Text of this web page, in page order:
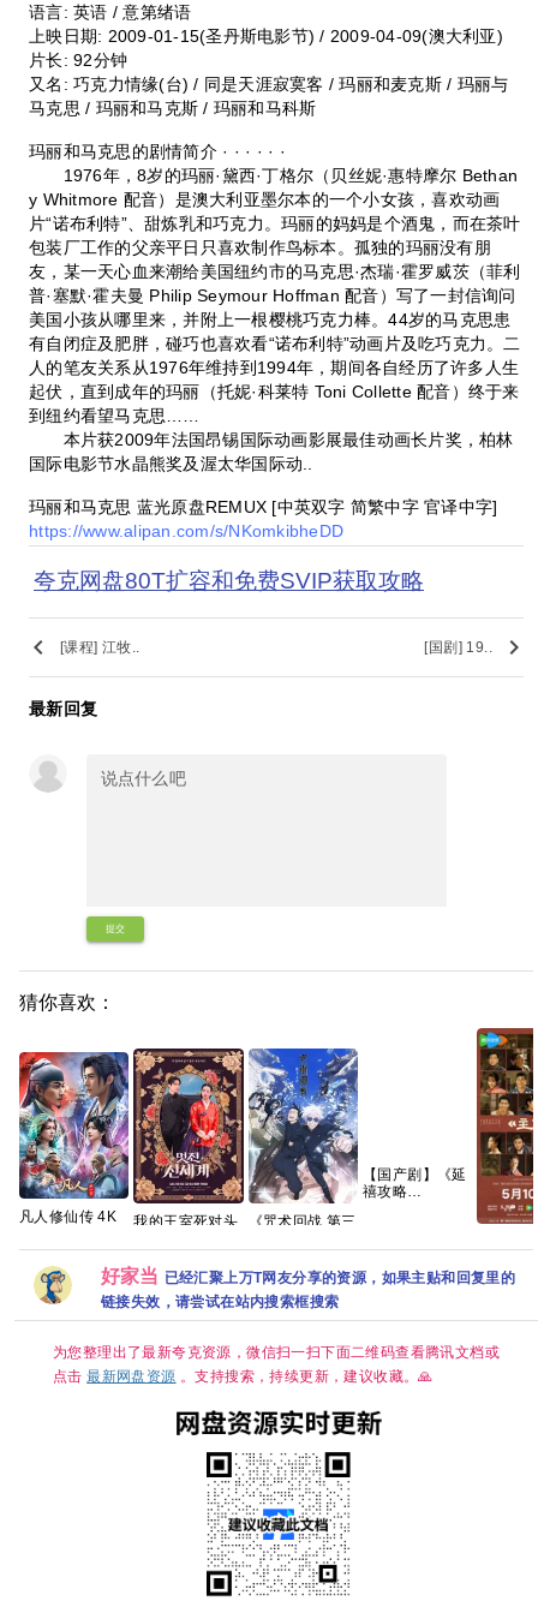
语言: 英语 / 意第绪语
上映日期: 2009-01-15(圣丹斯电影节) / 2009-04-09(澳大利亚)
片长: 92分钟
又名: 巧克力情缘(台) / 同是天涯寂寞客 / 玛丽和麦克斯 / 玛丽与
马克思 / 玛丽和马克斯 / 玛丽和马科斯
玛丽和马克思的剧情简介 · · · · · ·
1976年，8岁的玛丽·黛西·丁格尔（贝丝妮·惠特摩尔 Bethan
y Whitmore 配音）是澳大利亚墨尔本的一个小女孩，喜欢动画
片“诺布利特”、甜炼乳和巧克力。玛丽的妈妈是个酒鬼，而在茶叶
包装厂工作的父亲平日只喜欢制作鸟标本。孤独的玛丽没有朋
友，某一天心血来潮给美国纽约市的马克思·杰瑞·霍罗威茨（菲利
普·塞默·霍夫曼 Philip Seymour Hoffman 配音）写了一封信询问
美国小孩从哪里来，并附上一根樱桃巧克力棒。44岁的马克思患
有自闭症及肥胖，碰巧也喜欢看“诺布利特”动画片及吃巧克力。二
人的笔友关系从1976年维持到1994年，期间各自经历了许多人生
起伏，直到成年的玛丽（托妮·科莱特 Toni Collette 配音）终于来
到纽约看望马克思……
本片获2009年法国昂锡国际动画影展最佳动画长片奖，柏林
国际电影节水晶熊奖及渥太华国际动..
玛丽和马克思 蓝光原盘REMUX [中英双字 简繁中字 官译中字]
https://www.alipan.com/s/NKomkibheDD
夸克网盘80T扩容和免费SVIP获取攻略
keyboard_arrow_left [课程] 江牧.. [国剧] 19.. keyboard_arrow_right
最新回复
提交
猜你喜欢：
凡人修仙传 4K
177-178集】慕
兰之战附以往的
我的王室死对头
【穿越、爱情】
【林智妍 / 许南
俊】【韩剧中
字】
《咒术回战 第三
【合集】【全12
集 已完结】
【4K 超高清】
【内置中文字
幕】（1.2G/集
【附1-2季+系
列】夸克
【国产剧】《延
禧攻略
好家当 已经汇聚上万T网友分享的资源，如果主贴和回复里的
链接失效，请尝试在站内搜索框搜索
为您整理出了最新夸克资源，微信扫一扫下面二维码查看腾讯文档或
点击最新网盘资源 。支持搜索，持续更新，建议收藏。🙏